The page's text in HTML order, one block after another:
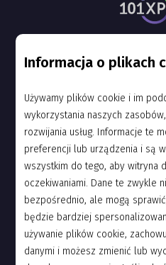
Informacja o plikach
Używamy plików cookie i im
wykorzystania naszych
rozwijania usług. Informacje te
preferencji lub urządzenia i są
wszystkim do tego, aby witryna
oczekiwaniami. Dane te zwykle
bezpośrednio, ale mogą
będzie bardziej
używanie plików cookie,
danymi i możesz zmienić lub
Polityka
Licencja
Polityka